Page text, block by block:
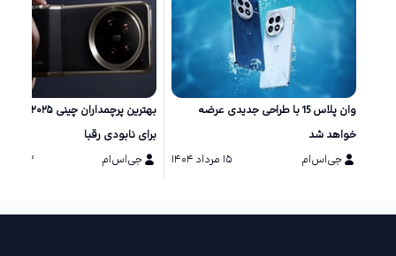
وان پلاس 15 با طراحی جدیدی عرضه
خواهد شد
جی‌اس‌ام
۱۵ مرداد ۱۴۰۴
برای نابودی رقبا
جی‌اس‌ام
۱۳ مرداد ۱۴۰۴